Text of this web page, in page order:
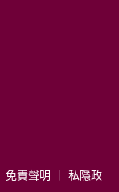
免責聲明
私隱政